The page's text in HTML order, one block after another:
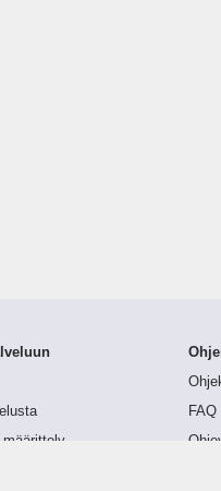
määrittely
FAQ